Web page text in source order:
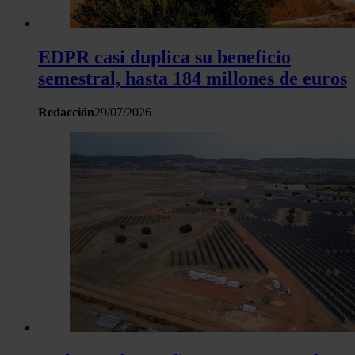
EDPR casi duplica su beneficio
semestral, hasta 184 millones de euros
Redacción29/07/2026